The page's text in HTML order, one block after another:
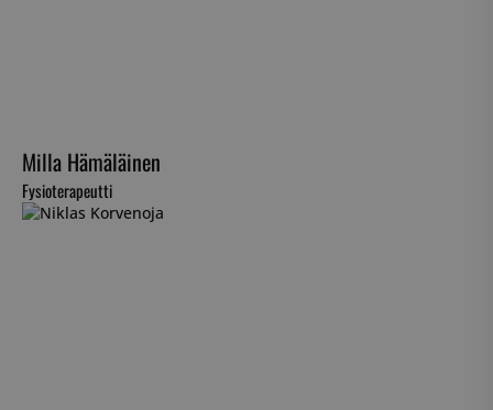
Milla Hämäläinen
Fysioterapeutti